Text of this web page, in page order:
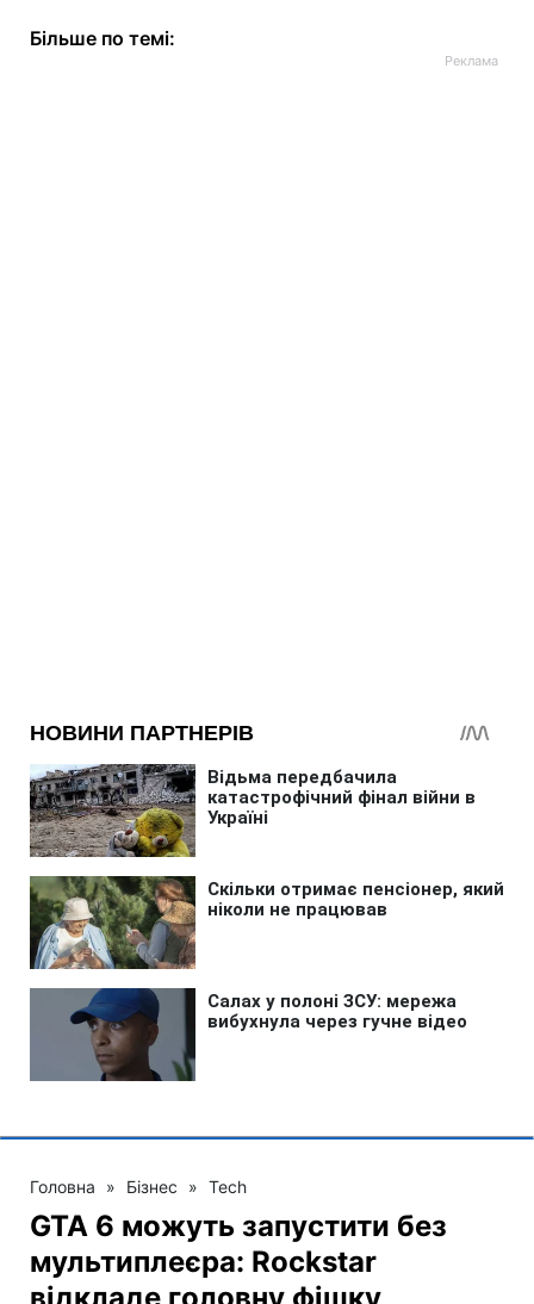
Більше по темі:
Головна » Бізнес » Tech
GTA 6 можуть запустити без
мультиплеєра: Rockstar